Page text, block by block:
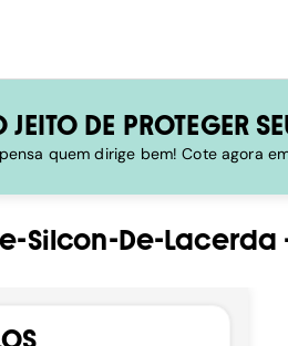
DE PROTEGER
quem dirige bem! Cote agora
Silcon-De-Lacerda